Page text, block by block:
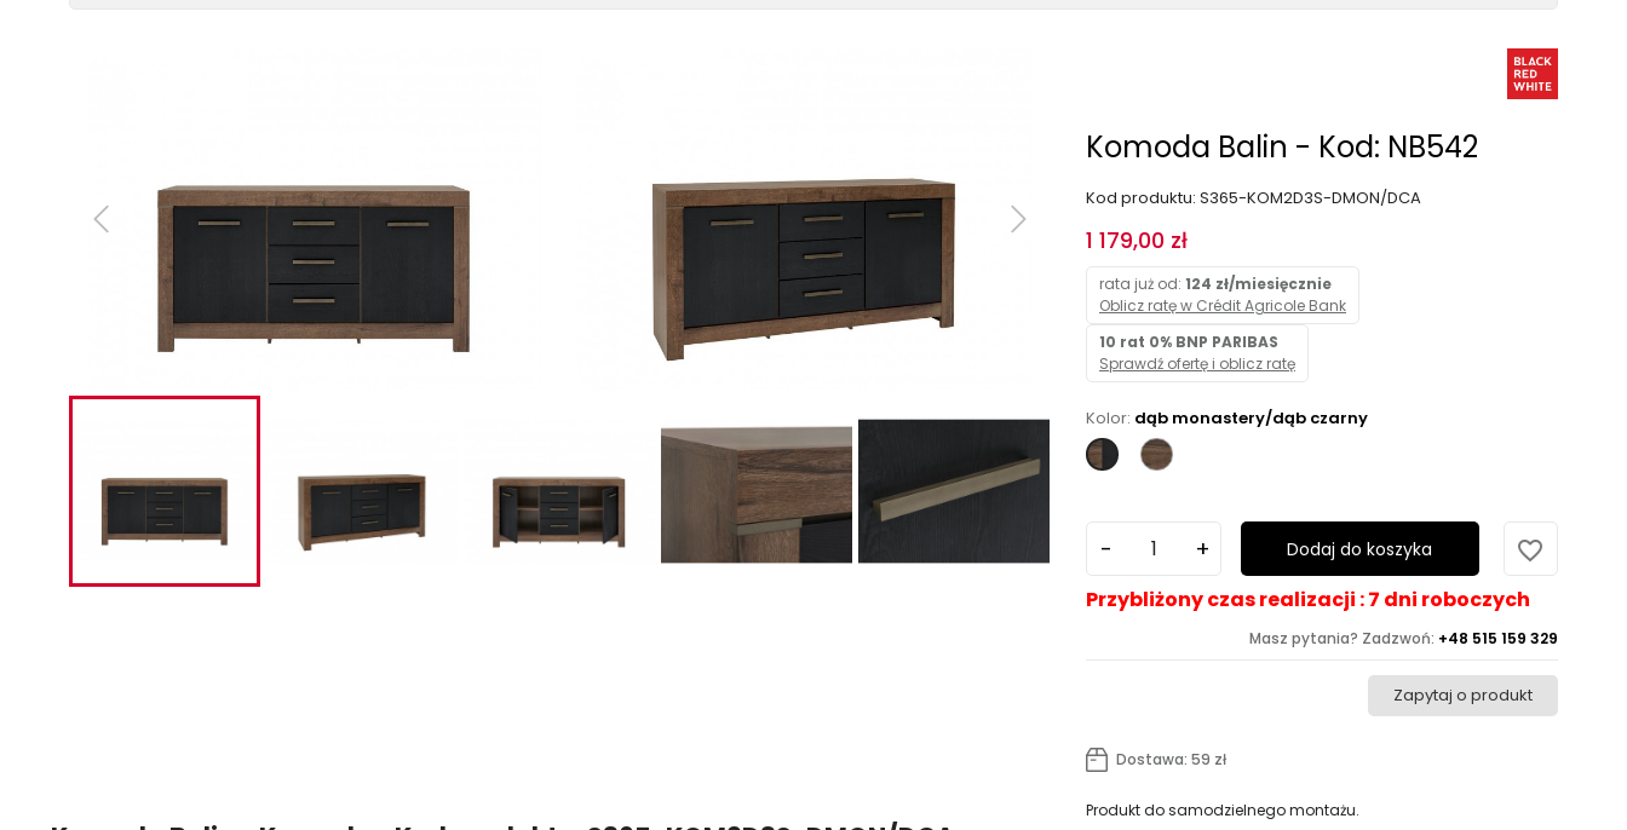
Komoda Balin - Kod: NB542
Kod produktu: S365-KOM2D3S-DMON/DCA
1 179,00 zł
rata już od: 124 zł/miesięcznie
Oblicz ratę w Crédit Agricole Bank
10 rat 0% BNP PARIBAS
Sprawdź ofertę i oblicz ratę
Kolor: dąb monastery/dąb czarny
dąb
monastery/dąb
dąb
Dodaj do koszyka favorite_border
Przybliżony czas realizacji : 7 dni roboczych
Masz pytania? Zadzwoń: +48 515 159 329
Zapytaj o produkt
Dostawa: 59 zł
Produkt do samodzielnego montażu.